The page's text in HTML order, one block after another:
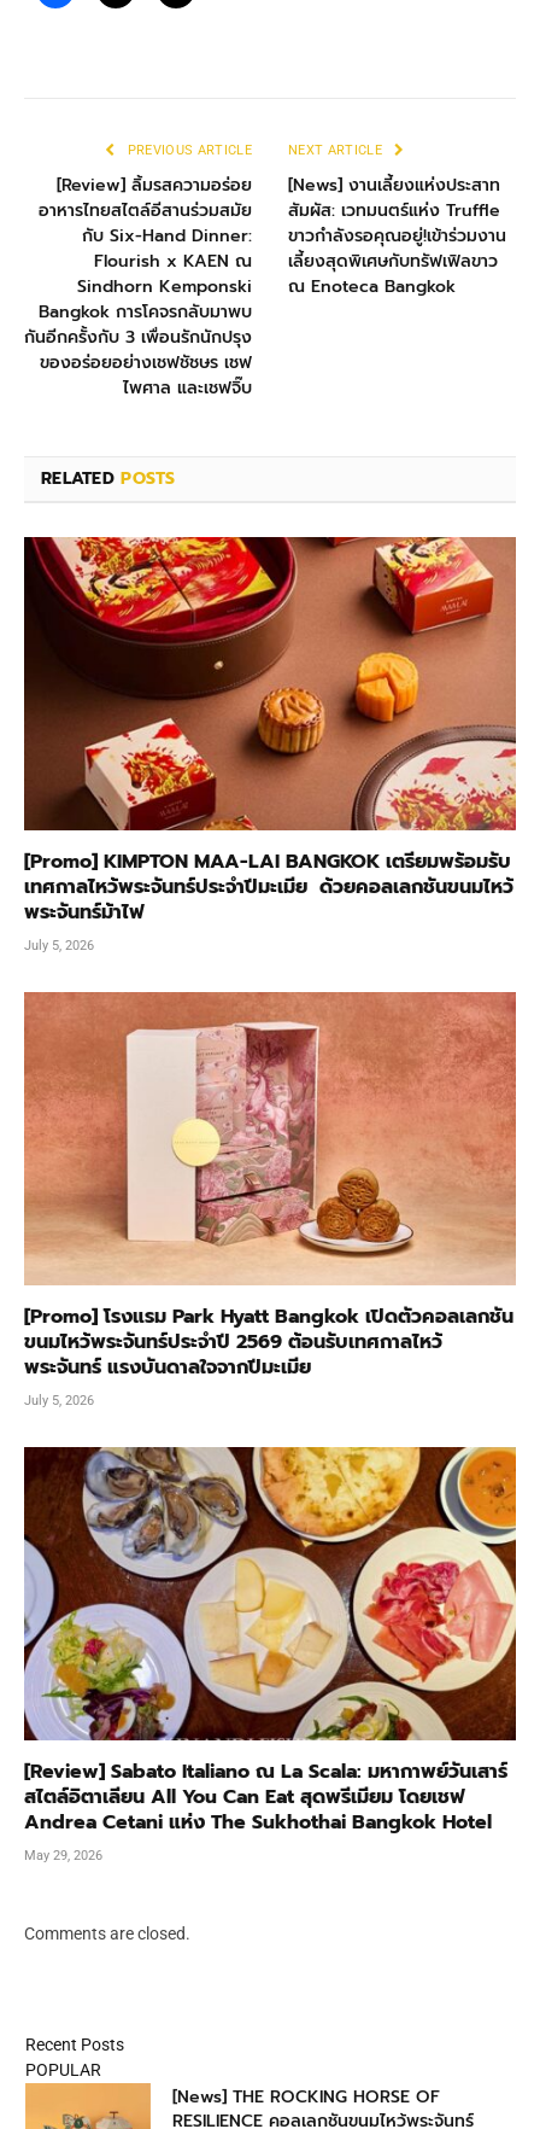
PREVIOUS ARTICLE
[Review] ลิ้มรสความอร่อย
อาหารไทยสไตล์อีสานร่วมสมัย
กับ Six-Hand Dinner:
Flourish x KAEN ณ
Sindhorn Kemponski
Bangkok การโคจรกลับมาพบ
กันอีกครั้งกับ 3 เพื่อนรักนักปรุง
ของอร่อยอย่างเชฟชัชษร เชฟ
ไพศาล และเชฟจิ๊บ
NEXT ARTICLE
[News] งานเลี้ยงแห่งประสาท
สัมผัส: เวทมนตร์แห่ง Truffle
ขาวกำลังรอคุณอยู่!เข้าร่วมงาน
เลี้ยงสุดพิเศษกับทรัฟเฟิลขาว
ณ Enoteca Bangkok
RELATEDPOSTS
[Promo] KIMPTON MAA-LAI BANGKOK เตรียมพร้อมรับ
เทศกาลไหว้พระจันทร์ประจำปีมะเมีย ด้วยคอลเลกชันขนมไหว้
พระจันทร์ม้าไฟ
July 5, 2026
[Promo] โรงแรม Park Hyatt Bangkok เปิดตัวคอลเลกชัน
ขนมไหว้พระจันทร์ประจำปี 2569 ต้อนรับเทศกาลไหว้
พระจันทร์ แรงบันดาลใจจากปีมะเมีย
July 5, 2026
[Review] Sabato Italiano ณ La Scala: มหากาพย์วันเสาร์
สไตล์อิตาเลียน All You Can Eat สุดพรีเมียม โดยเชฟ
Andrea Cetani แห่ง The Sukhothai Bangkok Hotel
May 29, 2026
Comments are closed.
Recent Posts
POPULAR
[News] THE ROCKING HORSE OF
RESILIENCE คอลเลกชันขนมไหว้พระจันทร์